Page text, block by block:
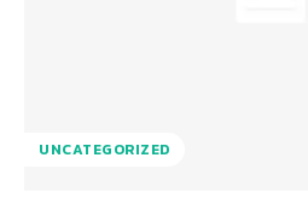
UNCATEGORIZED